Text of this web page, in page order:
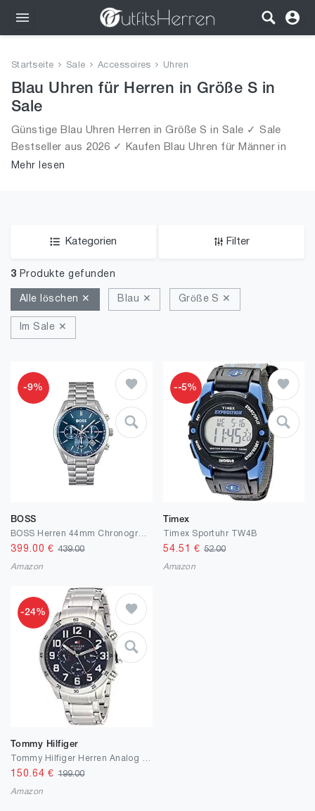
Bekleidung
Schuhe
Startseite Sale Accessoires Uhren
Blau Uhren für Herren in Größe S in
Sale
Günstige Blau Uhren Herren in Größe S in Sale ✓ Sale
Bestseller aus 2026 ✓ Kaufen Blau Uhren für Männer in
Größe S in Sale!
Mehr lesen
Kategorien Filter
3 Produkte gefunden
Alle löschen ✕ Blau ✕ Größe S ✕
Im Sale ✕
-9%
BOSS
BOSS Herren 44mm Chronograph Quarz Uhr Champion Kollektion mit Edelstahl- oder Lederarmband, Datumsfunktion, 3 Sub-Dials, 10ATM Wasserdichtigkeit
399.00 €439.00
Amazon
--5%
Timex
Timex Sportuhr TW4B
54.51 € 52.00
Amazon
-24%
Tommy Hilfiger
150.64 €199.00
Amazon